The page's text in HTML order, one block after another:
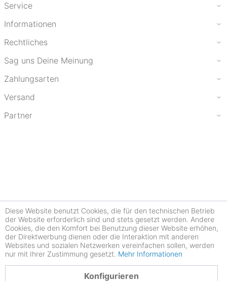
Service
Informationen
Rechtliches
Sag uns Deine Meinung
Zahlungsarten
Versand
Partner
Diese Website benutzt Cookies, die für den technischen Betrieb
der Website erforderlich sind und stets gesetzt werden. Andere
Cookies, die den Komfort bei Benutzung dieser Website erhöhen,
der Direktwerbung dienen oder die Interaktion mit anderen
Websites und sozialen Netzwerken vereinfachen sollen, werden
nur mit Ihrer Zustimmung gesetzt. Mehr Informationen
Konfigurieren